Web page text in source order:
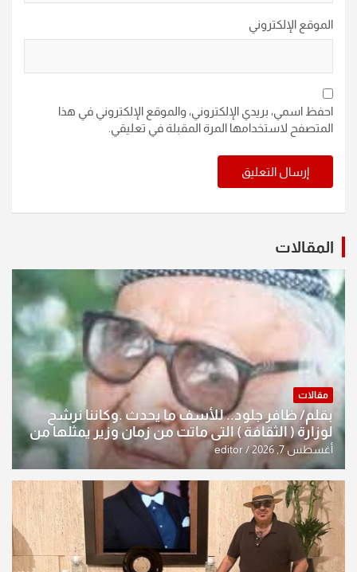
الموقع الإلكتروني
احفظ اسمي، بريدي الإلكتروني، والموقع الإلكتروني في هذا
المتصفح لاستخدامها المرة المقبلة في تعليقي.
المقالات
مقالات
بقلم/ ظافر جلود.. للأسف ما يحدث .وكاننا نرشح
لوزارة ( الثقافة ) التي ماتت من زمان وزير يمثلها من
النخبة والإرث العظيم للثقافة العراقية..
أغسطس 7, 2026 editor